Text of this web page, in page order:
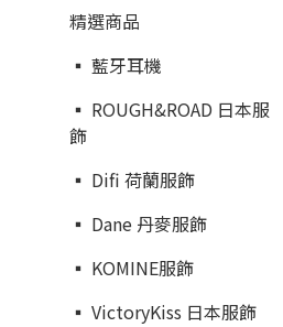
精選商品
▪︎ 藍牙耳機
▪︎ ROUGH&ROAD 日本服
飾
▪︎ Difi 荷蘭服飾
▪︎ Dane 丹麥服飾
▪︎ KOMINE服飾
▪︎ VictoryKiss 日本服飾